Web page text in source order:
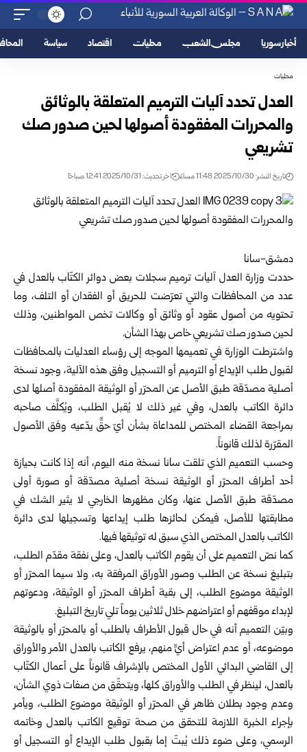
أخبار سوريا مجلس الشعب محليات اقتصاد سياسة
محليات
العدل تحدد آليات الترميم المتعلقة بالوثائق
والمحررات المفقودة أصولها لحين صدور صك
تشريعي
تاريخ النشر: 2025/10/30 11:48 مساءً اخر تحديث: 2025/10/31 12:41 صباحًا
دمشق-سانا
حددت وزارة العدل آليات ترميم سجلات بعض دوائر الكتّاب بالعدل في
عدد من المحافظات والتي تعرّضت للحريق أو الفقدان أو التلف، وما
تحتويه من أصول عقود أو وثائق أو وكالات تخص المواطنين، وذلك
لحين صدور صك تشريعي خاص بهذا الشأن.
واشترطت الوزارة في تعميمها الموجه إلى رؤساء العدليات بالمحافظات
لقبول طلب الإيداع أو الترميم أو التسجيل وفق هذه الآلية، وجود نسخة
أصلية مصدّقة طبق الأصل عن المحرّر أو الوثيقة المفقودة أصلها لدى
دائرة الكاتب بالعدل، وفي غير ذلك لا يُقبل الطلب، ويُكلَّف صاحبه
بمراجعة القضاء المختص للمداعاة بشأن أيّ حقٍّ يدّعيه وفق الأصول
المقرّرة لذلك قانوناً.
وحسب التعميم الذي تلقت سانا نسخة منه اليوم، أنه إذا كانت بحيازة
أحد أطراف المحرّر أو الوثيقة نسخة أصلية مصدّقة أو صورة أولى
مصدّقة طبق الأصل عنها، وكان مظهرها الخارجي لا يثير الشك في
مطابقتها للأصل، فيمكن لحائزها طلب إيداعها وتسجيلها لدى دائرة
الكاتب بالعدل المختص الذي سبق له توثيقها فيها.
كما نصّ التعميم على أن يقوم الكاتب بالعدل، وعلى نفقة مقدّم الطلب،
بتبليغ نسخة عن الطلب وصور الأوراق المرفقة به، ولا سيما المحرّر أو
الوثيقة موضوع الطلب، إلى بقية أطراف المحرّر أو الوثيقة، ودعوتهم
لإبداء موقفهم أو اعتراضهم خلال ثلاثين يوماً تلي تاريخ التبليغ.
وبيّن التعميم أنه في حال قبول الأطراف بالطلب أو بالمحرّر أو بالوثيقة
موضوعه، أو عدم اعتراض أيٍّ منهم، يرفع الكاتب بالعدل الأمر والأوراق
إلى القاضي البدائي الأول المختص بالإشراف قانوناً على أعمال الكتّاب
بالعدل، لينظر في الطلب والأوراق كلها، ويتحقّق من صفات ذوي الشأن،
وعدم وجود بطلان ظاهر في المحرّر أو الوثيقة موضوع الطلب، ويأمر
بإجراء الخبرة اللازمة للتحقق من صحة توقيع الكاتب بالعدل وخاتمه
الرسمي، وعلى ضوء ذلك يُبتّ إما بقبول طلب الإيداع أو التسجيل أو